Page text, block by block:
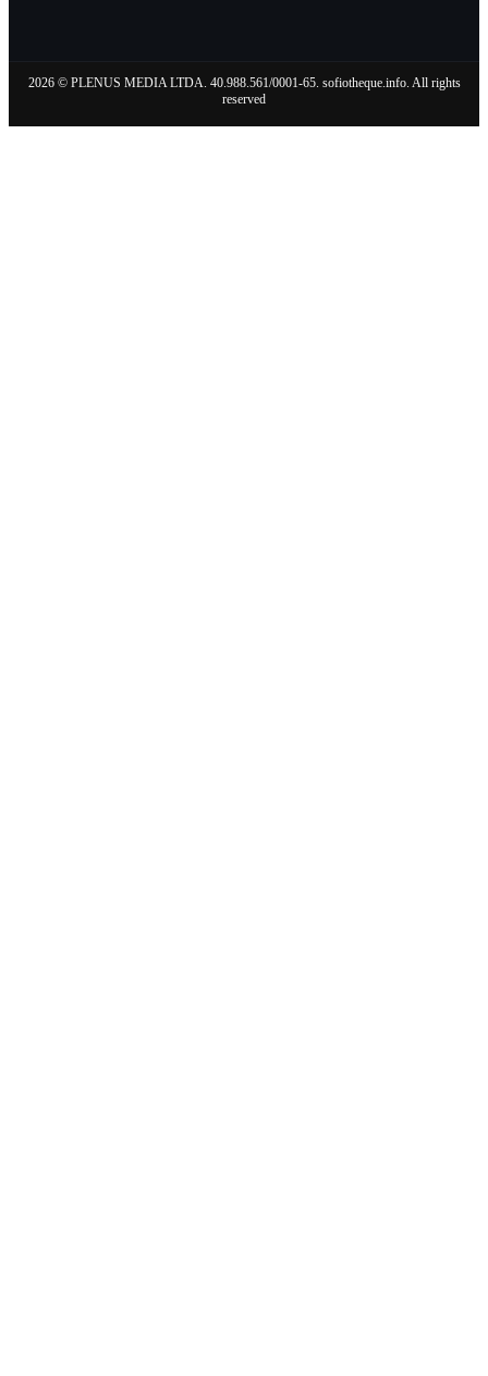
2026 © PLENUS MEDIA LTDA. 40.988.561/0001-65. sofiotheque.info. All rights
reserved